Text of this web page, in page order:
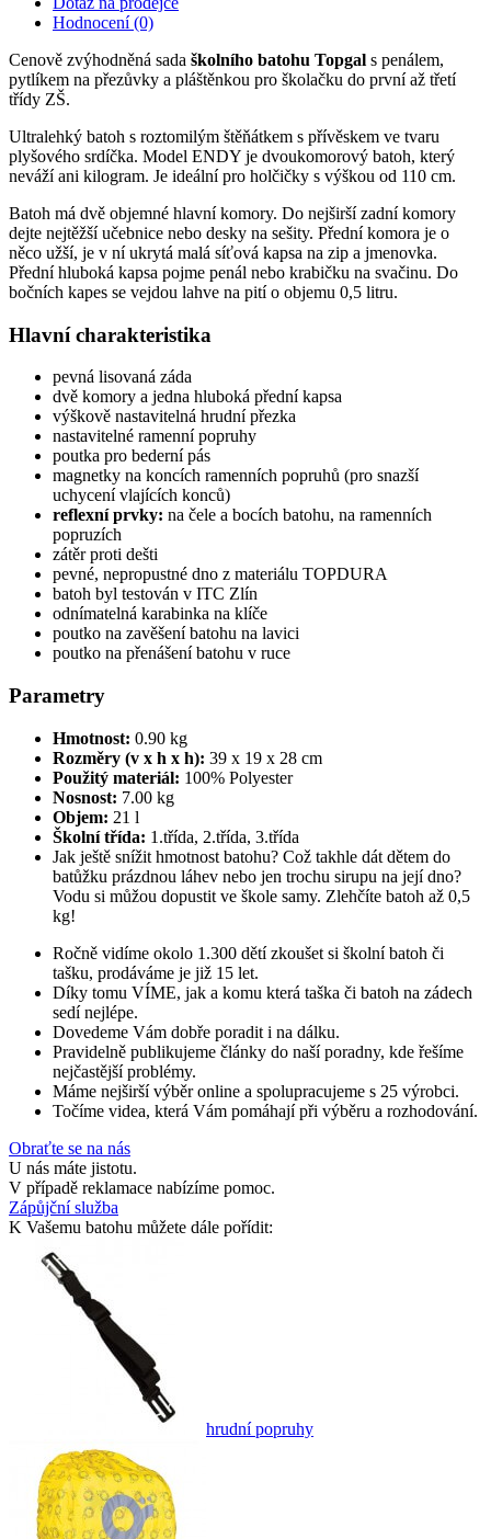
Hodnocení (0)
Cenově zvýhodněná sada školního batohu Topgal s penálem,
pytlíkem na přezůvky a pláštěnkou pro školačku do první až třetí
třídy ZŠ.
Ultralehký batoh s roztomilým štěňátkem s přívěskem ve tvaru
plyšového srdíčka. Model ENDY je dvoukomorový batoh, který
neváží ani kilogram. Je ideální pro holčičky s výškou od 110 cm.
Batoh má dvě objemné hlavní komory. Do nejširší zadní komory
dejte nejtěžší učebnice nebo desky na sešity. Přední komora je o
něco užší, je v ní ukrytá malá síťová kapsa na zip a jmenovka.
Přední hluboká kapsa pojme penál nebo krabičku na svačinu. Do
bočních kapes se vejdou lahve na pití o objemu 0,5 litru.
Hlavní charakteristika
pevná lisovaná záda
dvě komory a jedna hluboká přední kapsa
výškově nastavitelná hrudní přezka
nastavitelné ramenní popruhy
poutka pro bederní pás
magnetky na koncích ramenních popruhů (pro snazší
uchycení vlajících konců)
reflexní prvky: na čele a bocích batohu, na ramenních
popruzích
zátěr proti dešti
pevné, nepropustné dno z materiálu TOPDURA
batoh byl testován v ITC Zlín
odnímatelná karabinka na klíče
poutko na zavěšení batohu na lavici
poutko na přenášení batohu v ruce
Parametry
Hmotnost: 0.90 kg
Rozměry (v x h x h): 39 x 19 x 28 cm
Použitý materiál: 100% Polyester
Nosnost: 7.00 kg
Objem: 21 l
Školní třída: 1.třída, 2.třída, 3.třída
Jak ještě snížit hmotnost batohu? Což takhle dát dětem do
batůžku prázdnou láhev nebo jen trochu sirupu na její dno?
Vodu si můžou dopustit ve škole samy. Zlehčíte batoh až 0,5
kg!
Ročně vidíme okolo 1.300 dětí zkoušet si školní batoh či
tašku, prodáváme je již 15 let.
Díky tomu VÍME, jak a komu která taška či batoh na zádech
sedí nejlépe.
Dovedeme Vám dobře poradit i na dálku.
Pravidelně publikujeme články do naší poradny, kde řešíme
nejčastější problémy.
Máme nejširší výběr online a spolupracujeme s 25 výrobci.
Točíme videa, která Vám pomáhají při výběru a rozhodování.
Obraťte se na nás
U nás máte jistotu.
V případě reklamace nabízíme pomoc.
Zápůjční služba
K Vašemu batohu můžete dále pořídit:
hrudní popruhy